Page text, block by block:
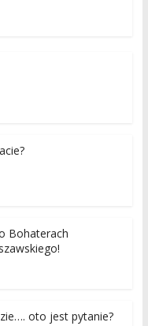
Bohaterach
oto jest pytanie?